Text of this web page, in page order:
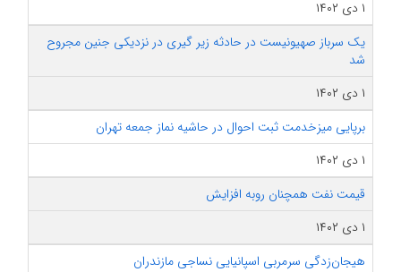
۱ دی ۱۴۰۲
یک سرباز صهیونیست در حادثه زیر گیری در نزدیکی جنین مجروح
شد
۱ دی ۱۴۰۲
برپایی میزخدمت ثبت احوال در حاشیه نماز جمعه تهران
۱ دی ۱۴۰۲
قیمت نفت همچنان روبه افزایش
۱ دی ۱۴۰۲
هیجان‌زدگی سرمربی اسپانیایی نساجی مازندران